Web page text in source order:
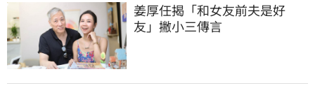
姜厚任揭「和女友前夫是好
友」撇小三傳言